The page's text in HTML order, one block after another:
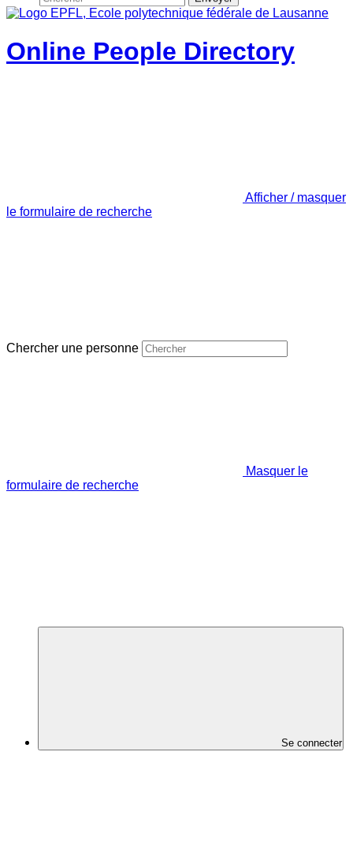
Online People Directory
Afficher / masquer
le formulaire de recherche
Chercher une personne
Masquer le
formulaire de recherche
Se connecter